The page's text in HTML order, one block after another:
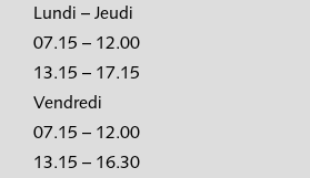
Lundi – Jeudi
07.15 – 12.00
13.15 – 17.15
Vendredi
07.15 – 12.00
13.15 – 16.30